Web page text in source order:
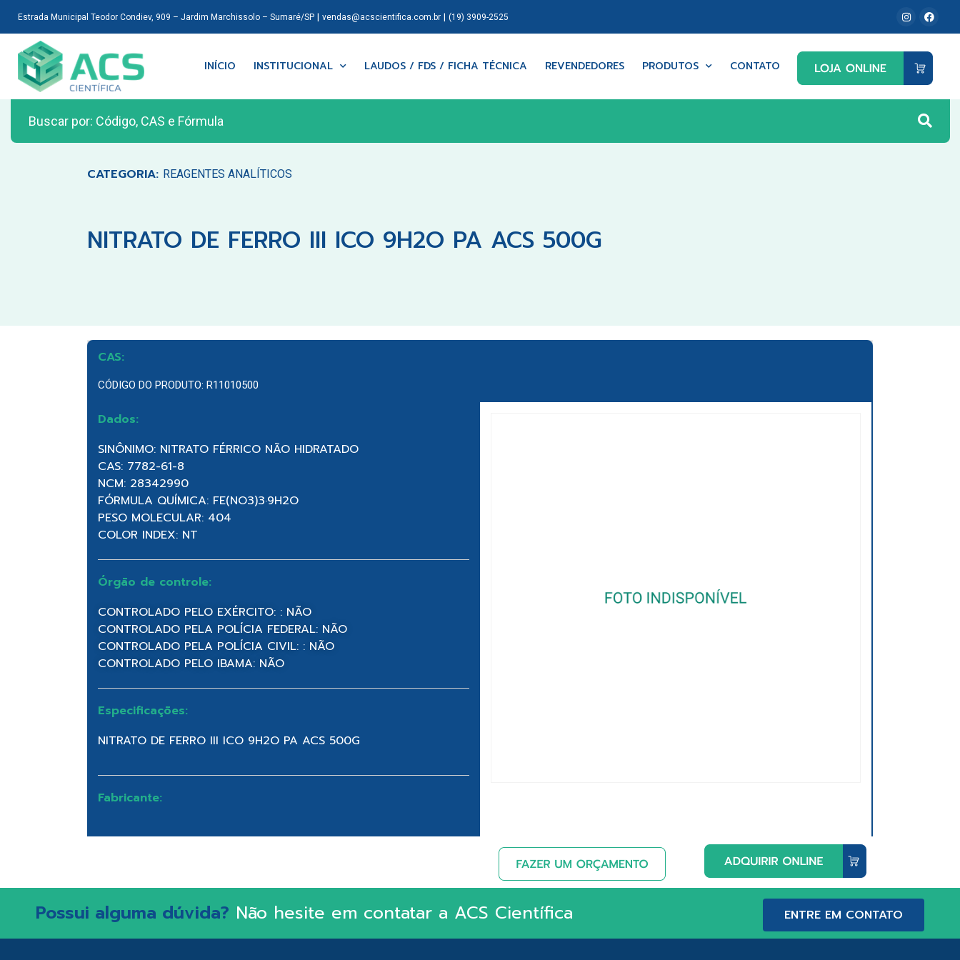
Estrada Municipal Teodor Condiev, 909 – Jardim Marchissolo – Sumaré/SP| vendas@acscientifica.com.br| (19) 3909-2525
INÍCIO INSTITUCIONAL LAUDOS / FDS / FICHA TÉCNICA REVENDEDORES PRODUTOS CONTATO
CATEGORIA: REAGENTES ANALÍTICOS
NITRATO DE FERRO III ICO 9H2O PA ACS 500G
CAS:
CÓDIGO DO PRODUTO: R11010500
Dados:
SINÔNIMO: NITRATO FÉRRICO NÃO HIDRATADO
CAS: 7782-61-8
NCM: 28342990
FÓRMULA QUÍMICA: FE(NO3)3·9H2O
PESO MOLECULAR: 404
COLOR INDEX: NT
Órgão de controle:
CONTROLADO PELO EXÉRCITO: : NÃO
CONTROLADO PELA POLÍCIA FEDERAL: NÃO
CONTROLADO PELA POLÍCIA CIVIL: : NÃO
CONTROLADO PELO IBAMA: NÃO
Especificações:
NITRATO DE FERRO III ICO 9H2O PA ACS 500G
Fabricante:
Possui alguma dúvida? Não hesite em contatar a ACS Científica ENTRE EM CONTATO